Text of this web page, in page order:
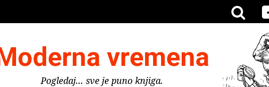
vremena
Pogledaj... sve je puno knjiga.